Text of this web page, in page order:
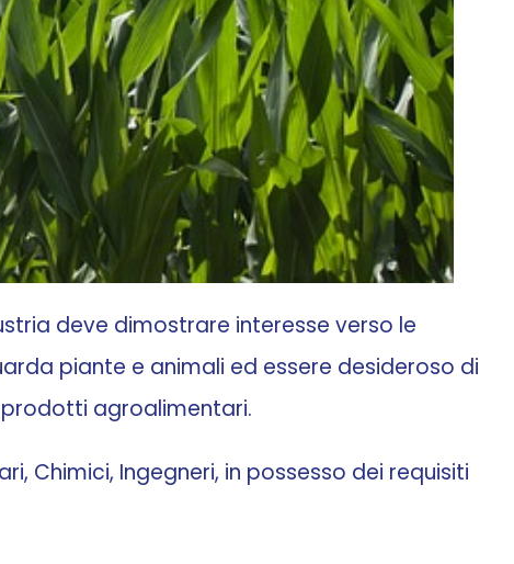
deve dimostrare interesse verso le
piante e animali ed essere desideroso di
agroalimentari.
Chimici, Ingegneri, in possesso dei requisiti